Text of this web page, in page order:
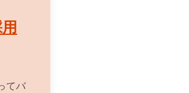
てバ